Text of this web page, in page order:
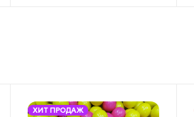
ХИТ ПРОДАЖ